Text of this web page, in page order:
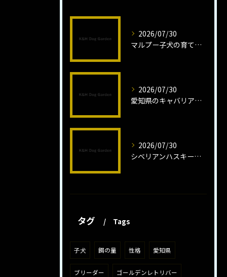
2026/07/30
マルプー子犬の育て方と魅力解説
2026/07/30
愛知県のキャバリア子犬の魅力秘話
2026/07/30
シベリアンハスキー子犬の魅力と飼育法
タグ Tags
子犬 餌の量 性格 愛知県
ブリーダー ゴールデンレトリバー